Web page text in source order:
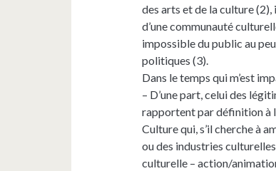
des arts et de la culture
d’une communauté
impossible du public au
politiques (3).
Dans le temps qui m’est
– D’une part, celui des
rapportent par définition à
Culture qui, s’il cherche à
ou des industries
culturelle – action/